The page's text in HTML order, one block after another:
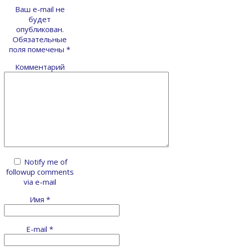
Ваш e-mail не
будет
опубликован.
Обязательные
поля помечены *
Комментарий
Notify me of
followup comments
via e-mail
Имя *
E-mail *